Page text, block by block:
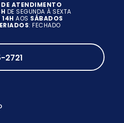
ATENDIMENTO
DE SEGUNDA À SEXTA
14H AOS SÁBADOS
: FECHADO
2721